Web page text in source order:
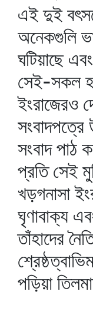
এই দুই
অনেকগুলি
ঘটিয়াছে
সেই-সকল
ইংরাজেরও
সংবাদ পাঠ
প্রতি সেই
খড়গনাসা
ঘৃণাবাক্য
তাঁহাদের
পড়িয়া